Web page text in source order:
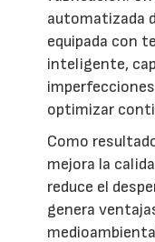
automatizada
equipada con
inteligente,
optimizar
Como
mejora la
reduce el
genera